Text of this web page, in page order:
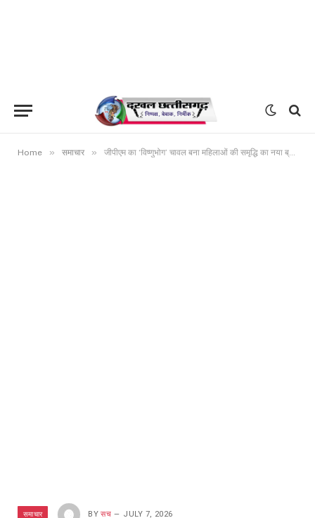
Home » समाचार » जीपीएम का ‘विष्णुभोग’ चावल बना महिलाओं की समृद्धि का नया ब्रांड, आधे घंटे में 45 हजार रुपये से अधिक की रिकॉर्ड बिक्री बिहान से जुड़ी स्व-सहायता समूहों की महिलाओं के जैविक उत्पाद को जनप्रतिनिधियों और नागरिकों का भरपूर समर्थन।
समाचार BY सच JULY 7, 2026